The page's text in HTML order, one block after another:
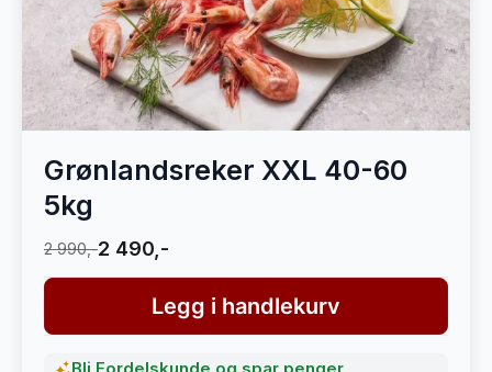
Grønlandsreker XXL 40-60
5kg
2 990,-2 490,-
Legg i handlekurv
Bli Fordelskunde og spar penger